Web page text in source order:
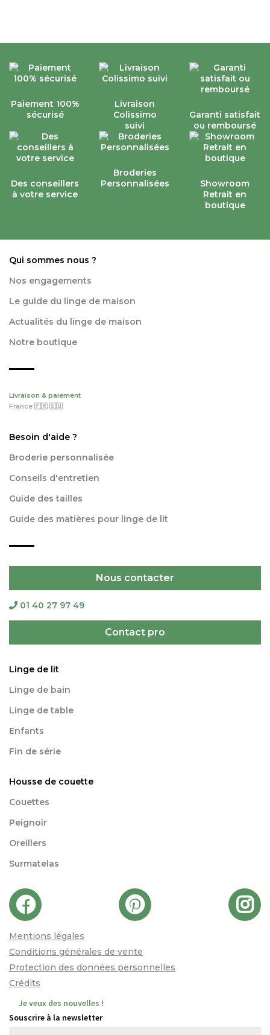
Paiement 100%
sécurisé
Livraison
Colissimo
suivi
Garanti satisfait
ou remboursé
Des conseillers
à votre service
Broderies
Personnalisées
Showroom
Retrait en
boutique
Qui sommes nous ?
Nos engagements
Le guide du linge de maison
Actualités du linge de maison
Notre boutique
Livraison & paiement
France 🇫🇷 🇪🇺
Besoin d'aide ?
Broderie personnalisée
Conseils d'entretien
Guide des tailles
Guide des matières pour linge de lit
Nous contacter
01 40 27 97 49
Contact pro
Linge de lit
Linge de bain
Linge de table
Enfants
Fin de série
Housse de couette
Couettes
Peignoir
Oreillers
Surmatelas
Mentions légales
Conditions générales de vente
Protection des données personnelles
Crédits
Je veux des nouvelles !
Souscrire à la newsletter